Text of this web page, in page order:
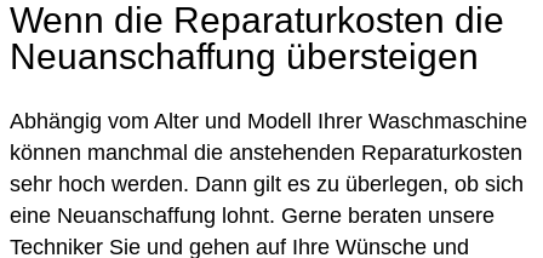
Wenn die Reparaturkosten die
Neuanschaffung übersteigen
Abhängig vom Alter und Modell Ihrer Waschmaschine
können manchmal die anstehenden Reparaturkosten
sehr hoch werden. Dann gilt es zu überlegen, ob sich
eine Neuanschaffung lohnt. Gerne beraten unsere
Techniker Sie und gehen auf Ihre Wünsche und